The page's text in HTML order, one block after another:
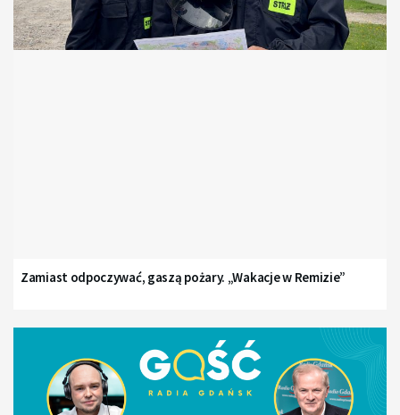
Zamiast odpoczywać, gaszą pożary. „Wakacje w Remizie”